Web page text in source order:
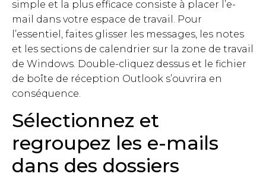
simple et la plus efficace consiste à placer l’e-
mail dans votre espace de travail. Pour
l’essentiel, faites glisser les messages, les notes
et les sections de calendrier sur la zone de travail
de Windows. Double-cliquez dessus et le fichier
de boîte de réception Outlook s’ouvrira en
conséquence.
Sélectionnez et
regroupez les e-mails
dans des dossiers